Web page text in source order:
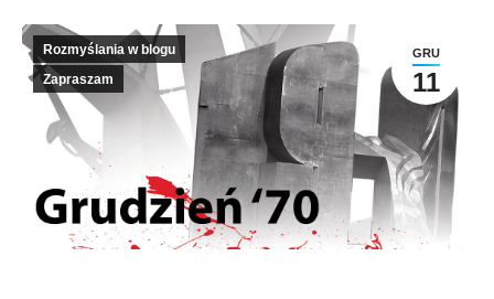
GRU
11
Rozmyślania w blogu
Zapraszam